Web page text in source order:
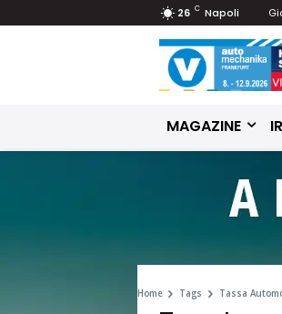
26 C Napoli
MAGAZINE
Home Tags Tassa